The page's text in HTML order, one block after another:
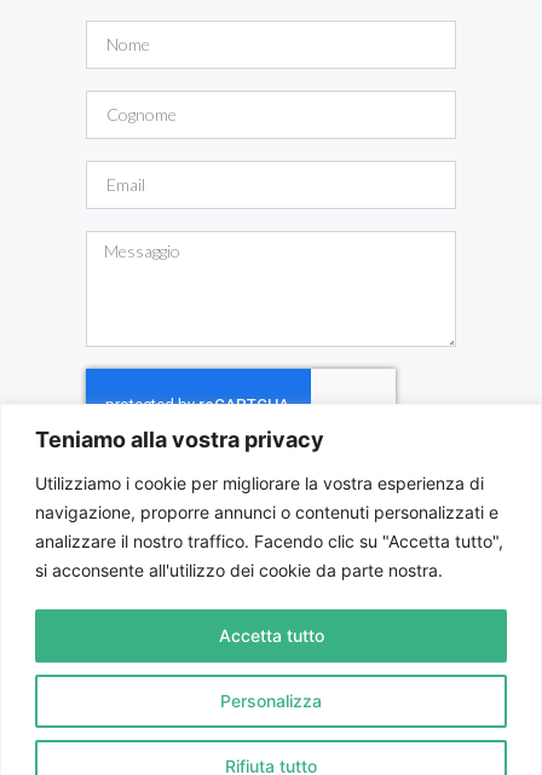
Teniamo alla vostra privacy
Utilizziamo i cookie per migliorare la vostra esperienza di
navigazione, proporre annunci o contenuti personalizzati e
analizzare il nostro traffico. Facendo clic su "Accetta tutto",
si acconsente all'utilizzo dei cookie da parte nostra.
Personalizza
Rifiuta tutto
Accetta tutto
INVIA MESSAGGIO
BMA CONSULTING S.C.Piazza Schiaparelli 10, Savigliano (CN) |
0172 713478- Int. 3
P.IVA e C.F. 02580980031 |Privacy| Designed by
leviosadesign.it